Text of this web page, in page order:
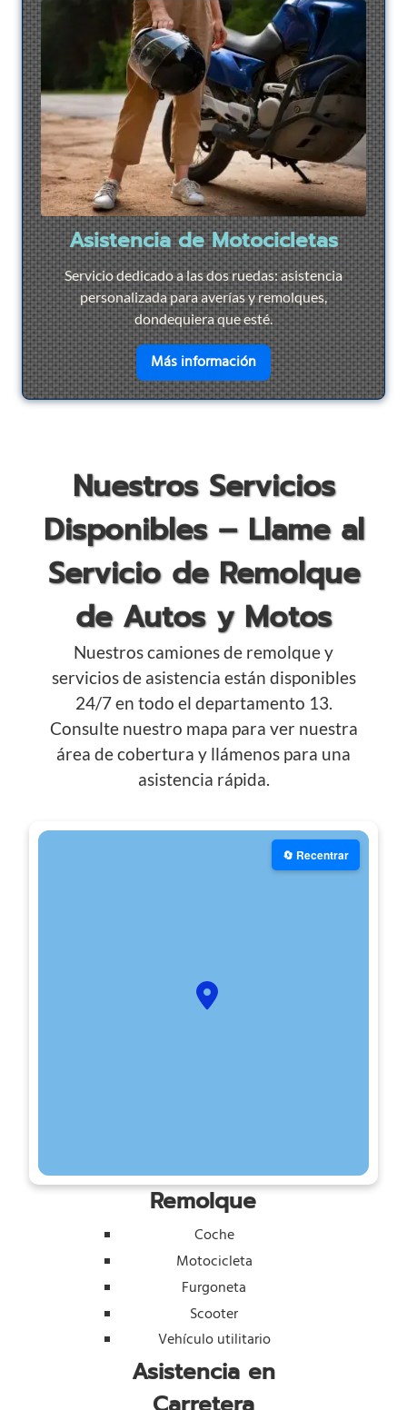
Asistencia de Motocicletas
Servicio dedicado a las dos ruedas: asistencia
personalizada para averías y remolques,
dondequiera que esté.
Más informaciónen savoir plus sur
Nuestros Servicios
Disponibles – Llame al
Servicio de Remolque
de Autos y Motos
Nuestros camiones de remolque y
servicios de asistencia están disponibles
24/7 en todo el departamento 13.
Consulte nuestro mapa para ver nuestra
área de cobertura y llámenos para una
asistencia rápida.
🔄 Recentrar
Remolque
Coche
Motocicleta
Furgoneta
Scooter
Vehículo utilitario
Asistencia en